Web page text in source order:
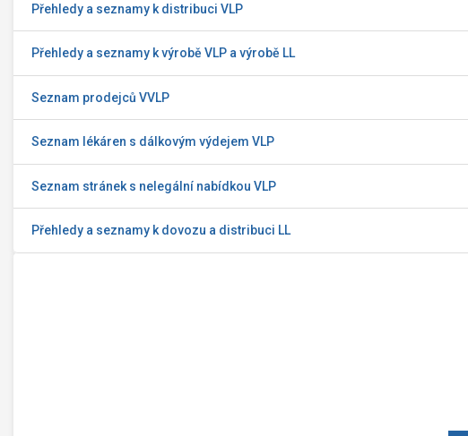
Přehledy a seznamy k distribuci VLP
Přehledy a seznamy k výrobě VLP a výrobě LL
Seznam prodejců VVLP
Seznam lékáren s dálkovým výdejem VLP
Seznam stránek s nelegální nabídkou VLP
Přehledy a seznamy k dovozu a distribuci LL